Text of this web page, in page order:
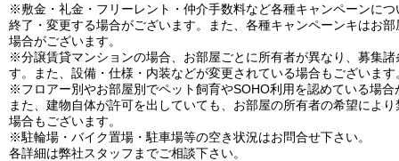
※敷金・礼金・フリーレント・仲介手数料など各種キャンペーンにつ
終了・変更する場合がございます。また、各種キャンペーンキはお
場合がございます。
※分譲賃貸マンションの場合、お部屋ごとに所有者が異なり、募集諸
す。また、設備・仕様・内装などが変更されている場合もございます
※フロアー別やお部屋別でペット飼育やSOHO利用を認めている場合
また、建物自体が許可を出していても、お部屋の所有者の希望によ
場合もございます。
※駐輪場・バイク置場・駐車場等の空き状況はお問合せ下さい。
各詳細は弊社スタッフまでご相談下さい。